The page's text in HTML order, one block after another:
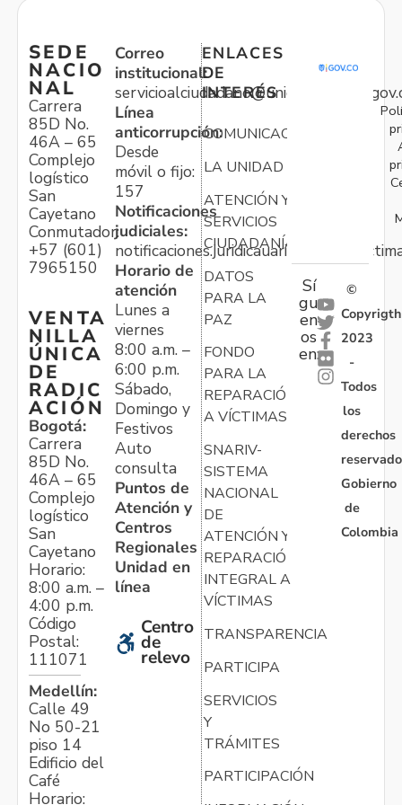
SEDE
NACIO
NAL
Carrera
85D No.
46A – 65
Complejo
logístico
San
Cayetano
Conmutador:
+57 (601)
7965150
VENTA
NILLA
ÚNICA
DE
RADIC
ACIÓN
Bogotá:
Carrera
85D No.
46A – 65
Complejo
logístico
San
Cayetano
Horario:
8:00 a.m. –
4:00 p.m.
Código
Postal:
111071
Medellín:
Calle 49
No 50-21
piso 14
Edificio del
Café
Horario:
Correo
institucional:
Línea
anticorrupción:
Desde
móvil o fijo:
157
Notificaciones
judiciales:
Horario de
atención
Lunes a
viernes
8:00 a.m. –
6:00 p.m.
Sábado,
Domingo y
Festivos
Auto
consulta
Puntos de
Atención y
Centros
Regionales
Unidad en
línea
Centro
de
relevo
ENLACES
DE
INTERÉS
COMUNICACIONES
LA UNIDAD
ATENCIÓN Y
SERVICIOS
CIUDADANÍA
DATOS
PARA LA
PAZ
FONDO
PARA LA
REPARACIÓN
A VÍCTIMAS
SNARIV-
SISTEMA
NACIONAL
DE
ATENCIÓN Y
REPARACIÓN
INTEGRAL A
VÍCTIMAS
TRANSPARENCIA
PARTICIPA
SERVICIOS
Y
TRÁMITES
PARTICIPACIÓN
Sí
gu
en
os
en:
©
Copyrigth
2023
-
Todos
los
derechos
Gobierno
de
Colombia